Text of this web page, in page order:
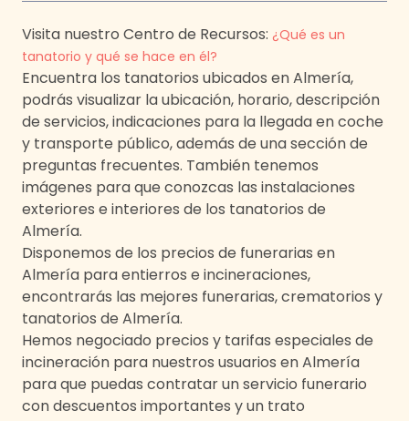
Visita nuestro Centro de Recursos: ¿Qué es un
tanatorio y qué se hace en él?
Encuentra los tanatorios ubicados enAlmería,
podrás visualizar la ubicación, horario, descripción
de servicios, indicaciones para la llegada en coche
y transporte público, además de una sección de
preguntas frecuentes. También tenemos
imágenes para que conozcas las instalaciones
exteriores e interiores de los tanatorios de
Almería.
Disponemos de los precios de funerarias en
Almería para entierros e incineraciones,
encontrarás las mejores funerarias, crematorios y
tanatorios de Almería.
Hemos negociado precios y tarifas especiales de
incineración para nuestros usuarios enAlmería
para que puedas contratar un servicio funerario
con descuentos importantes y un trato